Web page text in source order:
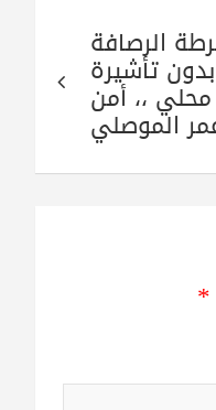
الفا .. شرطة الرصافة
بدون تأشيرة
،، أمن
الموصلي
*